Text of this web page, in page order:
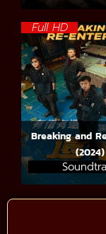
Full HD
Breaking and
(2024)